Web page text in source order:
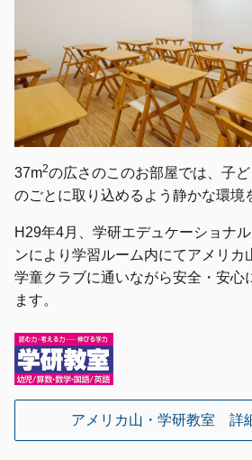
37m2の広さのこのお部屋では、子
のごとに取り込めるよう静かな環境
H29年4月、学研エデュケーショナ
ンにより学習ルーム内にてアメリカ
学童クラブに通いながら安全・安心
ます。
アメリカ山・学研教室 詳